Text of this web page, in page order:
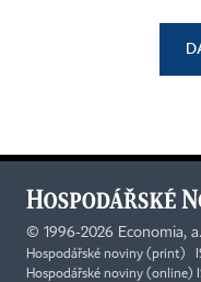
© 1996-2026 Economia,
Hospodářské noviny (print)
Hospodářské noviny (online)